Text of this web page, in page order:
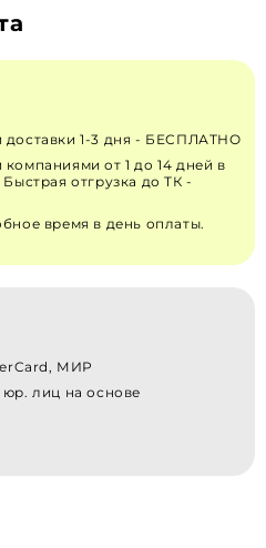
1-3 дня - БЕСПЛАТНО
от 1 до 14 дней в
отгрузка до ТК -
время в день оплаты.
МИР
лиц на основе